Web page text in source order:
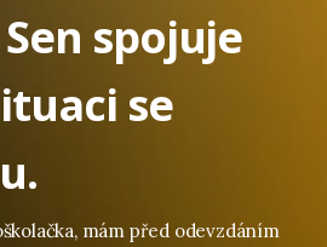
spojuje
se
mám před odevzdáním